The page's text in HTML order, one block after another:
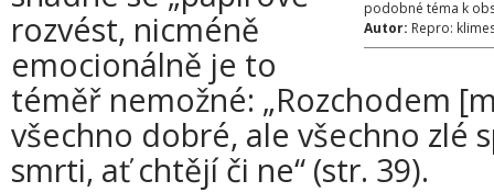
podobné téma k
Autor: Repro:
rozvést, nicméně
emocionálně je to
téměř nemožné: „Rozchodem
všechno dobré, ale všechno zlé
smrti, ať chtějí či ne“ (str. 39).